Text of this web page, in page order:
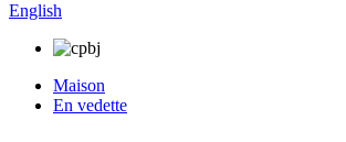
English
Maison
En vedette